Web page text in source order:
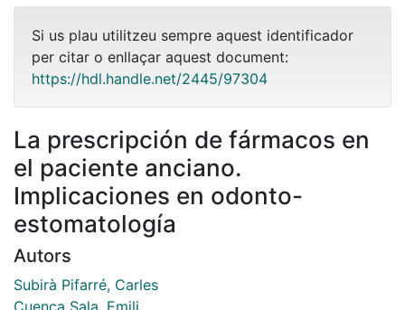
Si us plau utilitzeu sempre aquest identificador
per citar o enllaçar aquest document:
https://hdl.handle.net/2445/97304
La prescripción de fármacos en
el paciente anciano.
Implicaciones en odonto-
estomatología
Autors
Subirà Pifarré, Carles
Cuenca Sala, Emili